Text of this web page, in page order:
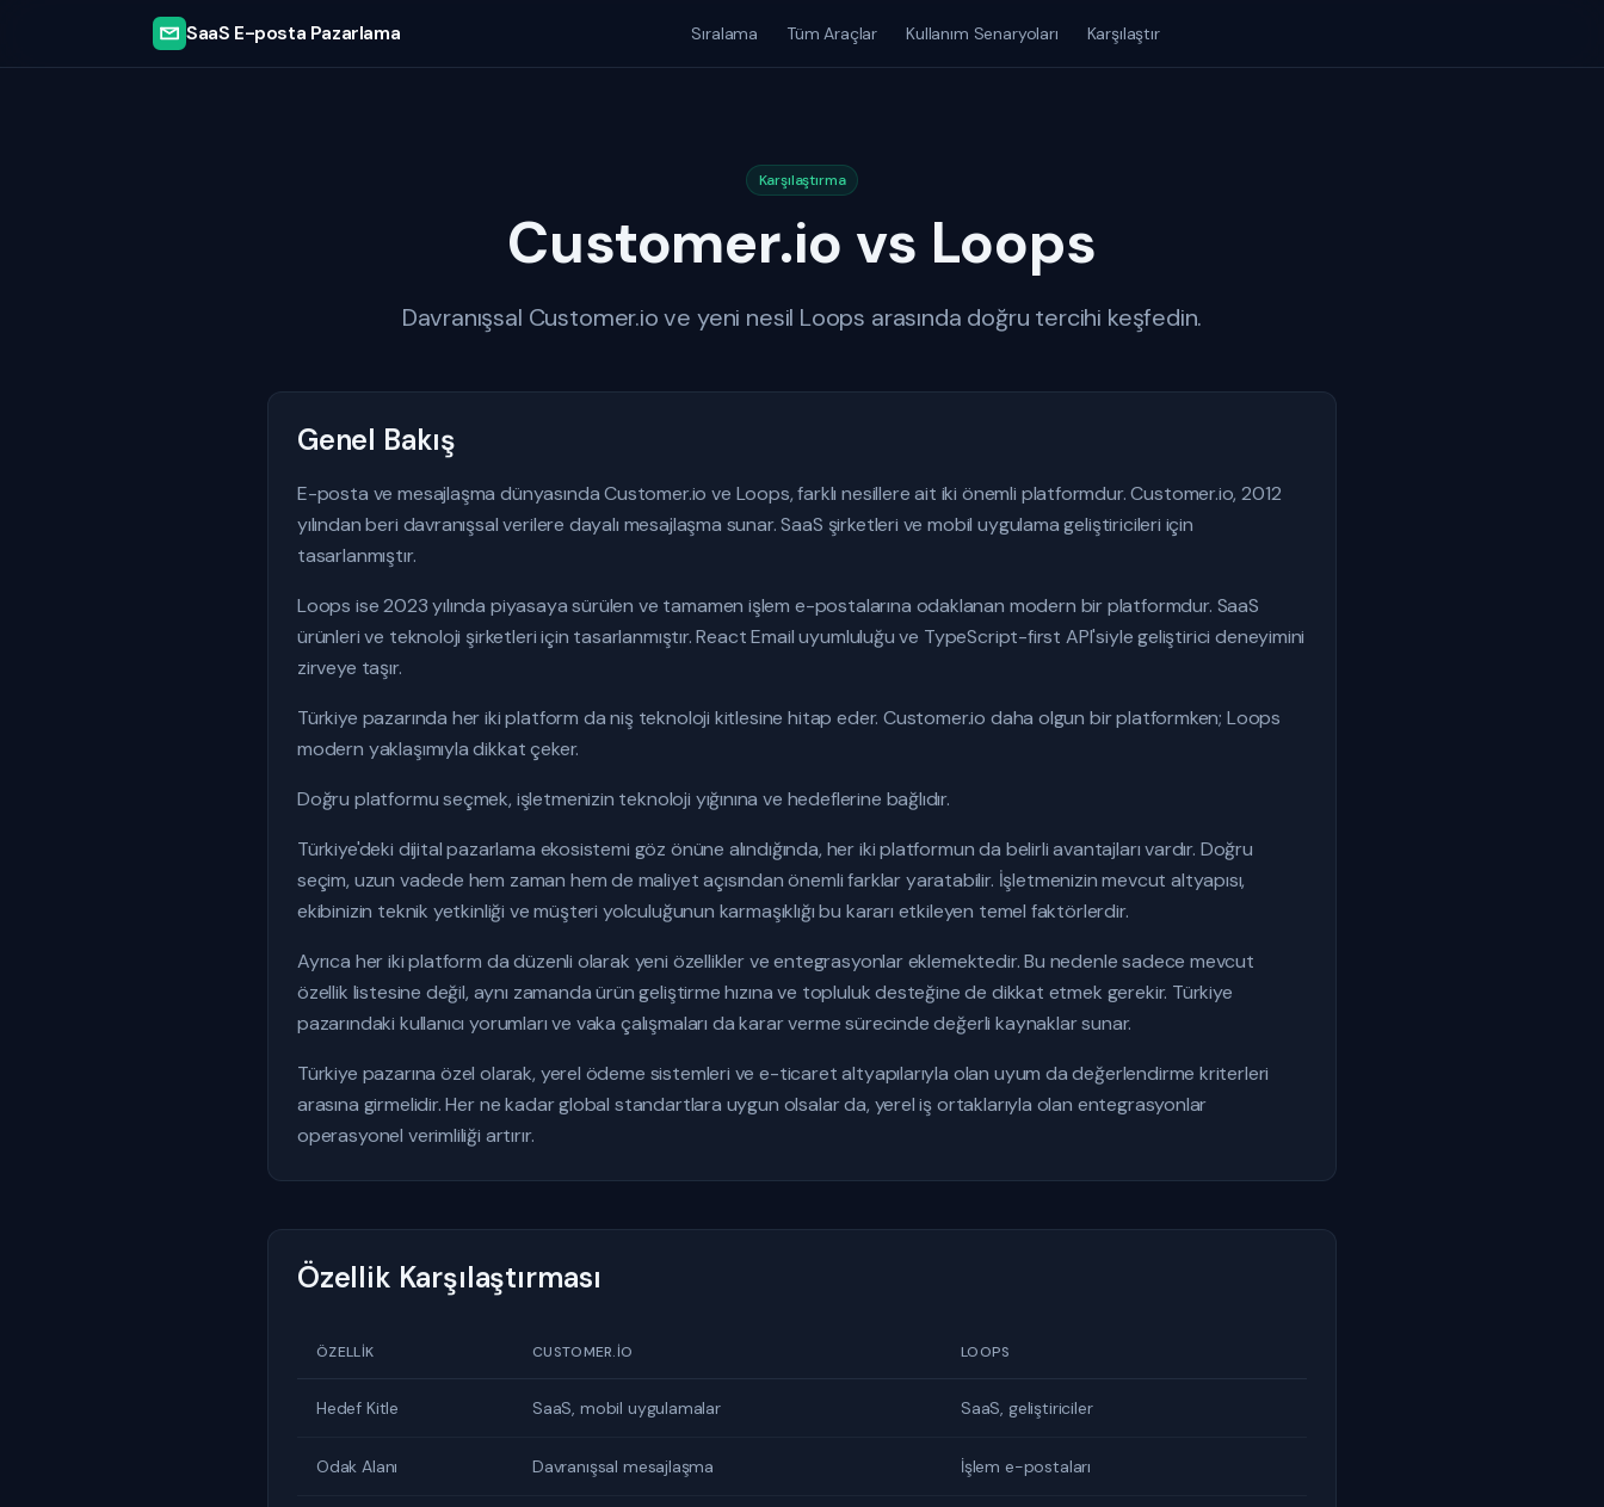
SaaS E-posta Pazarlama Sıralama Tüm Araçlar Kullanım Senaryoları Karşılaştır
Karşılaştırma
Customer.io vs Loops
Davranışsal Customer.io ve yeni nesil Loops arasında doğru tercihi keşfedin.
Genel Bakış
E-posta ve mesajlaşma dünyasında Customer.io ve Loops, farklı nesillere ait iki önemli platformdur. Customer.io, 2012
yılından beri davranışsal verilere dayalı mesajlaşma sunar. SaaS şirketleri ve mobil uygulama geliştiricileri için
tasarlanmıştır.
Loops ise 2023 yılında piyasaya sürülen ve tamamen işlem e-postalarına odaklanan modern bir platformdur. SaaS
ürünleri ve teknoloji şirketleri için tasarlanmıştır. React Email uyumluluğu ve TypeScript-first API'siyle geliştirici deneyimini
zirveye taşır.
Türkiye pazarında her iki platform da niş teknoloji kitlesine hitap eder. Customer.io daha olgun bir platformken; Loops
modern yaklaşımıyla dikkat çeker.
Doğru platformu seçmek, işletmenizin teknoloji yığınına ve hedeflerine bağlıdır.
Türkiye'deki dijital pazarlama ekosistemi göz önüne alındığında, her iki platformun da belirli avantajları vardır. Doğru
seçim, uzun vadede hem zaman hem de maliyet açısından önemli farklar yaratabilir. İşletmenizin mevcut altyapısı,
ekibinizin teknik yetkinliği ve müşteri yolculuğunun karmaşıklığı bu kararı etkileyen temel faktörlerdir.
Ayrıca her iki platform da düzenli olarak yeni özellikler ve entegrasyonlar eklemektedir. Bu nedenle sadece mevcut
özellik listesine değil, aynı zamanda ürün geliştirme hızına ve topluluk desteğine de dikkat etmek gerekir. Türkiye
pazarındaki kullanıcı yorumları ve vaka çalışmaları da karar verme sürecinde değerli kaynaklar sunar.
Türkiye pazarına özel olarak, yerel ödeme sistemleri ve e-ticaret altyapılarıyla olan uyum da değerlendirme kriterleri
arasına girmelidir. Her ne kadar global standartlara uygun olsalar da, yerel iş ortaklarıyla olan entegrasyonlar
operasyonel verimliliği artırır.
Özellik Karşılaştırması
ÖZELLIK CUSTOMER.IO LOOPS
Hedef Kitle SaaS, mobil uygulamalar SaaS, geliştiriciler
Odak Alanı Davranışsal mesajlaşma İşlem e-postaları